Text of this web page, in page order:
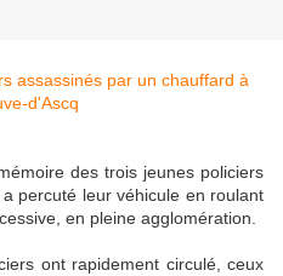
des trois jeunes policiers
percuté leur véhicule en roulant
en pleine agglomération.
ont rapidement circulé, ceux